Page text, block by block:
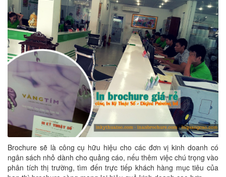
Brochure sẽ là công cụ hữu hiệu cho các đơn vị kinh doanh có
ngân sách nhỏ dành cho quảng cáo, nếu thêm việc chú trọng vào
phân tích thị trường, tìm đến trực tiếp khách hàng mục tiêu của